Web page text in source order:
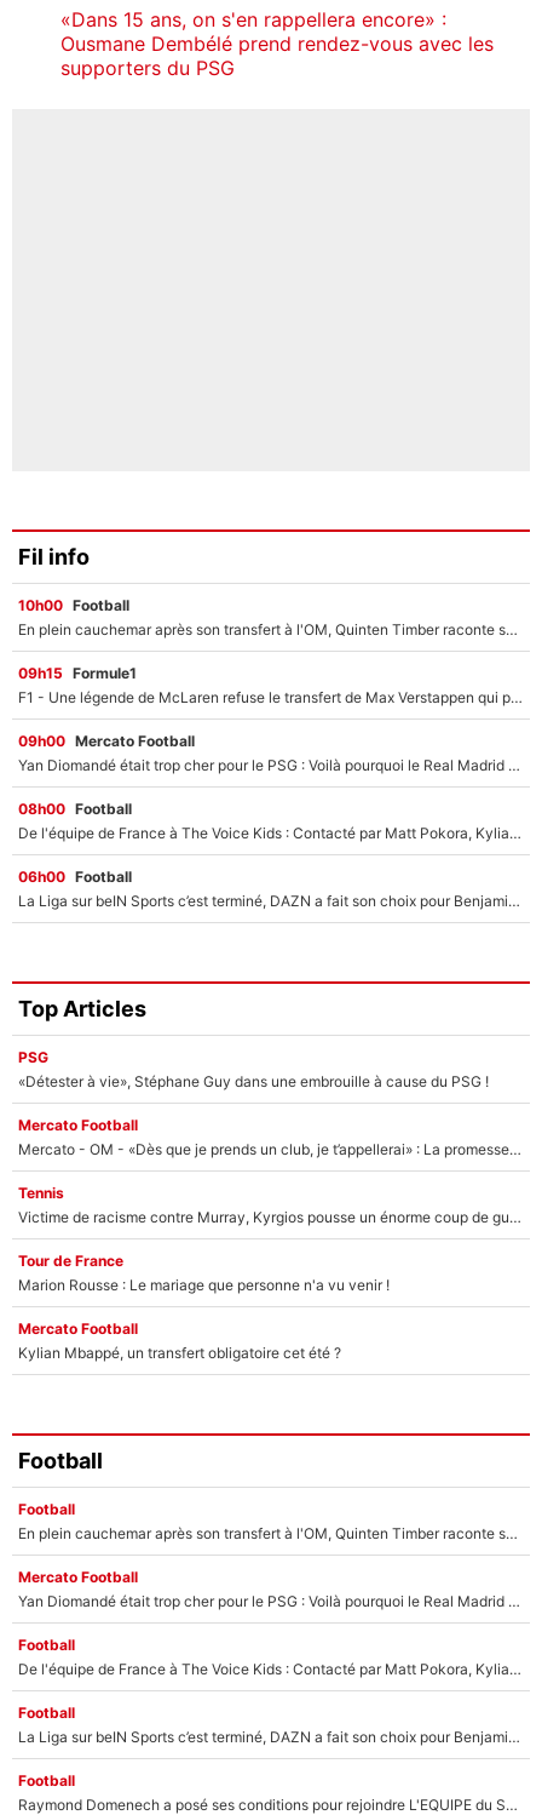
«Dans 15 ans, on s'en rappellera encore» :
Ousmane Dembélé prend rendez-vous avec les
supporters du PSG
Fil info
10h00 Football
En plein cauchemar après son transfert à l'OM, Quinten Timber raconte ses doutes après sa signature à Marseille
09h15 Formule1
F1 - Une légende de McLaren refuse le transfert de Max Verstappen qui pourrait «faire des vagues» et plomber l'ambiance dans l'équipe
09h00 Mercato Football
Yan Diomandé était trop cher pour le PSG : Voilà pourquoi le Real Madrid a accepté de payer la somme record de 140M€ pour boucler son transfert !
08h00 Football
De l'équipe de France à The Voice Kids : Contacté par Matt Pokora, Kylian Mbappé a accepté de jouer un rôle inédit sur TF1 !
06h00 Football
La Liga sur beIN Sports c’est terminé, DAZN a fait son choix pour Benjamin Da Silva et Omar Da Fonseca !
Top Articles
PSG
«Détester à vie», Stéphane Guy dans une embrouille à cause du PSG !
Mercato Football
Mercato - OM - «Dès que je prends un club, je t’appellerai» : La promesse de Marcelino au moment de claquer la porte
Tennis
Victime de racisme contre Murray, Kyrgios pousse un énorme coup de gueule !
Tour de France
Marion Rousse : Le mariage que personne n'a vu venir !
Mercato Football
Kylian Mbappé, un transfert obligatoire cet été ?
Football
Football
En plein cauchemar après son transfert à l'OM, Quinten Timber raconte ses doutes après sa signature à Marseille
Mercato Football
Yan Diomandé était trop cher pour le PSG : Voilà pourquoi le Real Madrid a accepté de payer la somme record de 140M€ pour boucler son transfert !
Football
De l'équipe de France à The Voice Kids : Contacté par Matt Pokora, Kylian Mbappé a accepté de jouer un rôle inédit sur TF1 !
Football
La Liga sur beIN Sports c’est terminé, DAZN a fait son choix pour Benjamin Da Silva et Omar Da Fonseca !
Football
Raymond Domenech a posé ses conditions pour rejoindre L'EQUIPE du Soir : Il refuse de faire l'émission avec un autre chroniqueur !